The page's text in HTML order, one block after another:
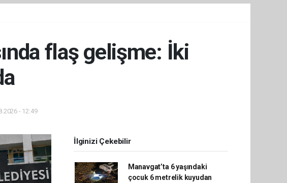
flaş gelişme: İki
- 12:49
İlginizi Çekebilir
Manavgat’ta 6 yaşındaki
çocuk 6 metrelik kuyudan